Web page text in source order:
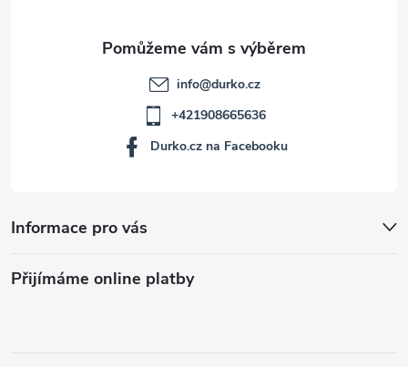
Informace pro vás
Přijímáme online platby
info@durko.cz
+421908665636
Durko.cz na Facebooku